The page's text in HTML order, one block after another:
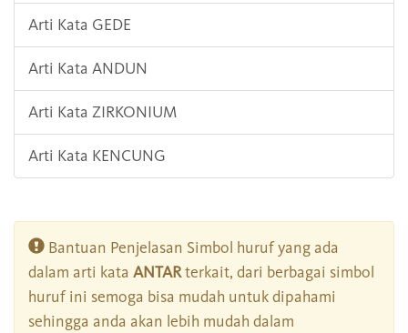
Arti Kata GEDE
Arti Kata ANDUN
Arti Kata ZIRKONIUM
Arti Kata KENCUNG
Bantuan Penjelasan Simbol huruf yang ada
dalam arti kata ANTARterkait, dari berbagai simbol
huruf ini semoga bisa mudah untuk dipahami
sehingga anda akan lebih mudah dalam